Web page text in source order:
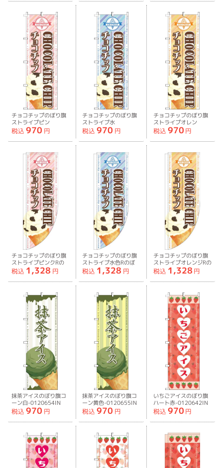
チョコチップのぼり旗
ストライプピン
ク-0120648IN
税込 970 円
チョコチップのぼり旗
ストライプ水
色-0120649IN
税込 970 円
チョコチップのぼり旗
ストライプオレン
ジ-0120650IN
税込 970 円
チョコチップのぼり旗
ストライプピンクRの
ぼり旗-0120651RIN
税込 1,328 円
チョコチップのぼり旗
ストライプ水色Rのぼ
り旗-0120652RIN
税込 1,328 円
チョコチップのぼり旗
ストライプオレンジRの
ぼり旗-0120653RIN
税込 1,328 円
抹茶アイスのぼり旗コ
ーン白-0120654IN
税込 970 円
抹茶アイスのぼり旗コ
ーン黄色-0120655IN
税込 970 円
いちごアイスのぼり旗
ハート赤-0120642IN
税込 970 円